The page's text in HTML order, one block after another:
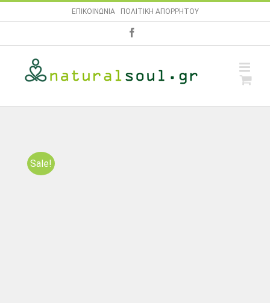
to
ΕΠΙΚΟΙΝΩΝΙΑ| ΠΟΛΙΤΙΚΗ ΑΠΟΡΡΗΤΟΥ
Sale!